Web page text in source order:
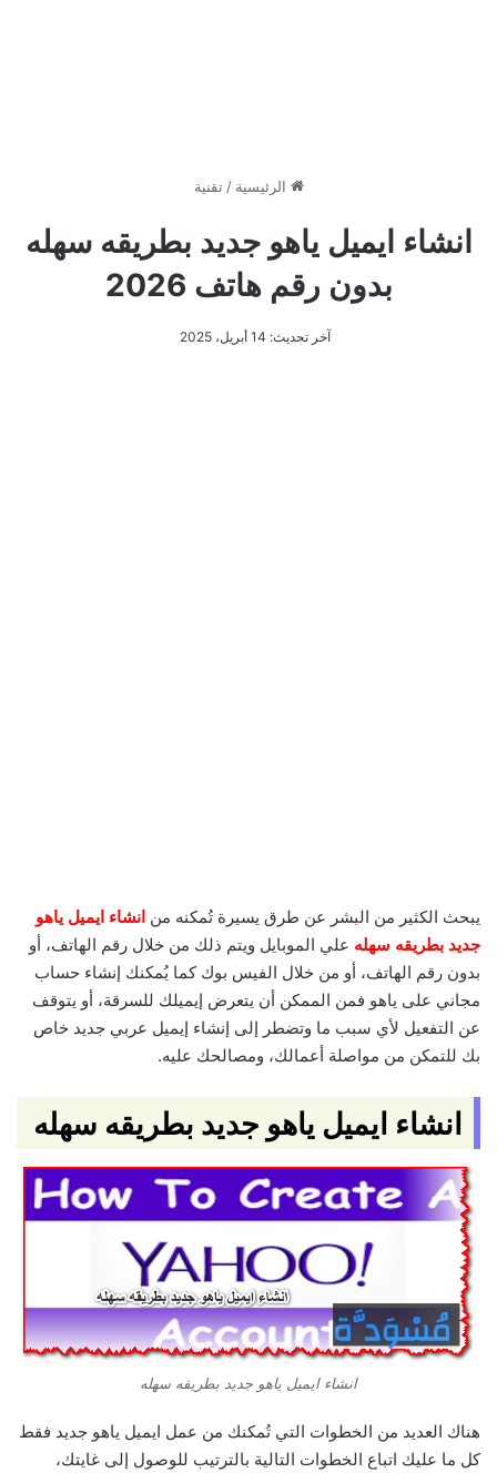
الرئيسية / تقنية
انشاء ايميل ياهو جديد بطريقه سهله
بدون رقم هاتف 2026
آخر تحديث: 14 أبريل، 2025
يبحث الكثير من البشر عن طرق يسيرة تُمكنه من انشاء ايميل ياهو
جديد بطريقه سهله علي الموبايل ويتم ذلك من خلال رقم الهاتف، أو
بدون رقم الهاتف، أو من خلال الفيس بوك كما يُمكنك إنشاء حساب
مجاني على ياهو فمن الممكن أن يتعرض إيميلك للسرقة، أو يتوقف
عن التفعيل لأي سبب ما وتضطر إلى إنشاء إيميل عربي جديد خاص
بك للتمكن من مواصلة أعمالك، ومصالحك عليه.
انشاء ايميل ياهو جديد بطريقه سهله
انشاء ايميل ياهو جديد بطريقه سهله
هناك العديد من الخطوات التي تُمكنك من عمل ايميل ياهو جديد فقط
كل ما عليك اتباع الخطوات التالية بالترتيب للوصول إلى غايتك،